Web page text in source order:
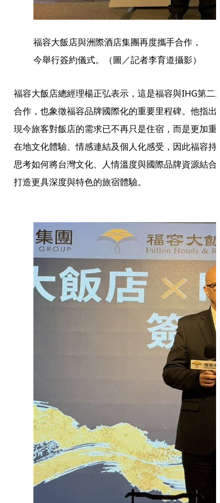
福容大飯店與洲際酒店集團再度攜手合作，
今舉行簽約儀式。（圖／記者李育道攝影）
福容大飯店總經理楊正弘表示，這是福容與IHG第二
合作，也象徵福容品牌國際化的重要里程碑。他指出
現今旅客對飯店的需求已不再只是住宿，而是更加重
在地文化體驗、情感連結及個人化感受，因此福容持
思考如何將台灣文化、人情溫度與國際品牌資源結合
打造更具深度與特色的旅宿體驗。